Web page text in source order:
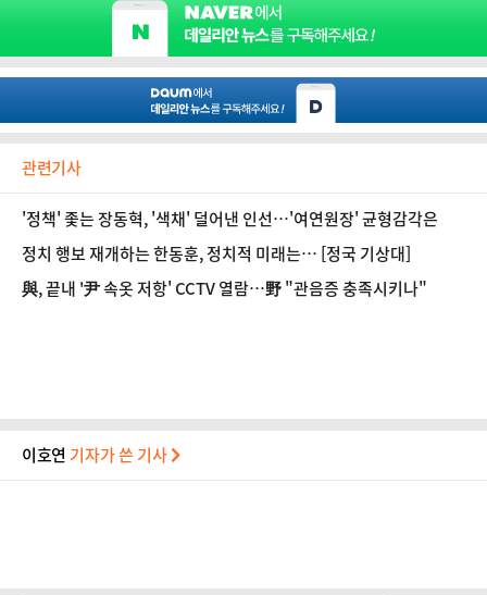
관련기사
'정책' 좇는 장동혁, '색채' 덜어낸 인선…'여연원장' 균형감각은
정치 행보 재개하는 한동훈, 정치적 미래는… [정국 기상대]
與, 끝내 '尹 속옷 저항' CCTV 열람…野 "관음증 충족시키나"
이호연 기자가 쓴 기사